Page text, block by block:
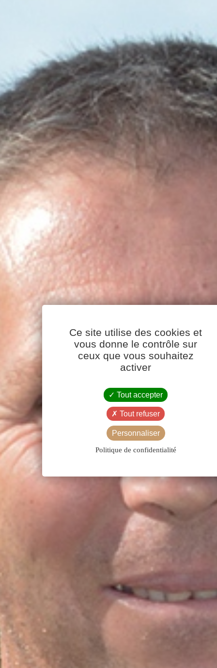
Ce site utilise des cookies et
vous donne le contrôle sur
ceux que vous souhaitez
activer
Tout accepter
Tout refuser
Personnaliser
Politique de confidentialité